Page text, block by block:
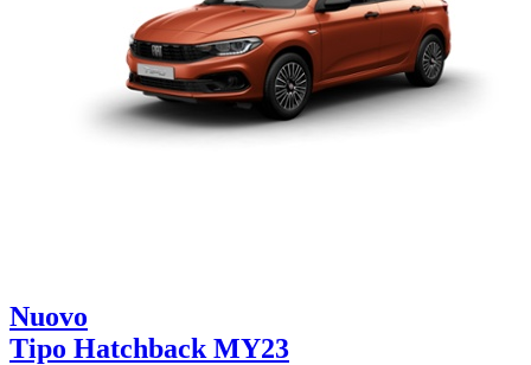
Nuovo
Tipo Hatchback MY23